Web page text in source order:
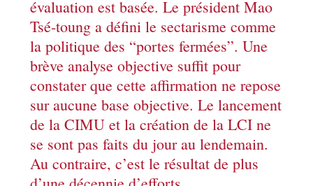
évaluation est basée. Le président Mao
Tsé-toung a défini le sectarisme comme
la politique des “portes fermées”. Une
brève analyse objective suffit pour
constater que cette affirmation ne repose
sur aucune base objective. Le lancement
de la CIMU et la création de la LCI ne
se sont pas faits du jour au lendemain.
Au contraire, c’est le résultat de plus